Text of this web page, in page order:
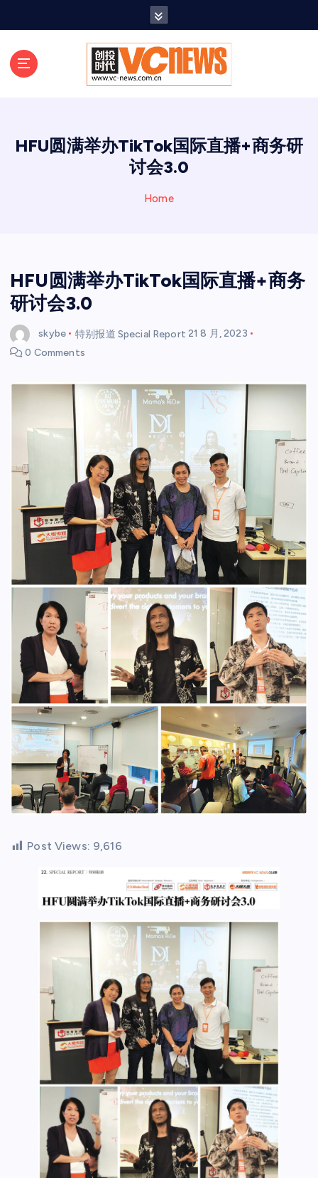
HFU圆满举办TikTok国际直播+商务研
讨会3.0
Home
HFU圆满举办TikTok国际直播+商务
研讨会3.0
skybe 特别报道 Special Report 21 8 月, 2023
0 Comments
Post Views: 9,616